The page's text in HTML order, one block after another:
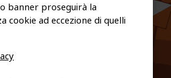
banner proseguirà la
cookie ad eccezione di quelli